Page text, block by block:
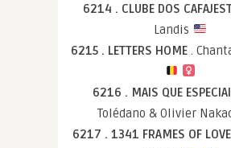
6214 . CLUBE DOS
Landis
6215 . LETTERS HOME .
6216 . MAIS QUE
Tolédano & Olivier
6217 . 1341 FRAMES OF